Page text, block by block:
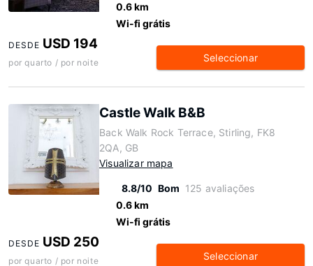
0.6 km
Wi-fi grátis
DESDE USD 194
por quarto / por noite Seleccionar
Castle Walk B&B
Back Walk Rock Terrace, Stirling, FK8
2QA, GB
Visualizar mapa
8.8/10 Bom 125 avaliações
0.6 km
Wi-fi grátis
DESDE USD 250
por quarto / por noite Seleccionar